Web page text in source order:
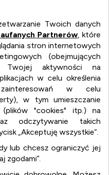
Twoich danych
Partnerów, które
stron internetowych
(obejmujących
Twojej aktywności na
w celu określenia
w celu
w tym umieszczanie
"cookies" itp.) na
odczytywanie takich
„Akceptuję wszystkie”.
lub chcesz ograniczyć jej
zgodami”.